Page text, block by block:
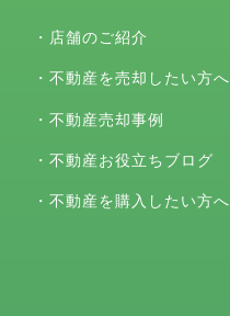
・ 店舗のご紹介
・不動産を売却したい方へ
・不動産売却事例
・不動産お役立ちブログ
・不動産を購入したい方へ